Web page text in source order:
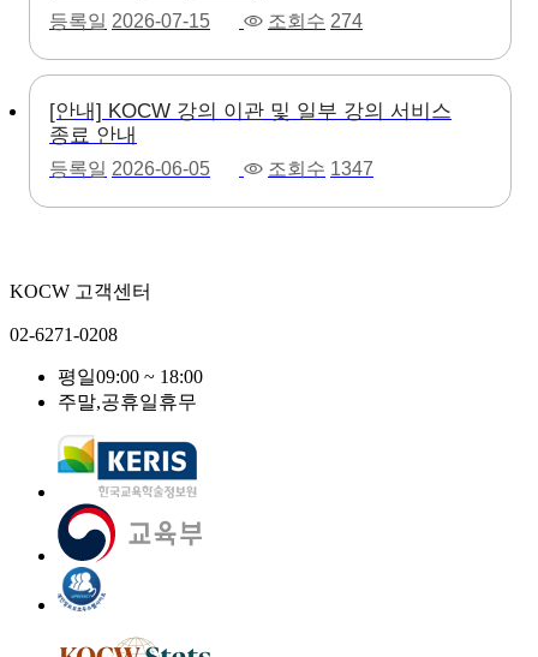
등록일 2026-07-15 조회수 274
[안내] KOCW 강의 이관 및 일부 강의 서비스
종료 안내
등록일 2026-06-05 조회수 1347
KOCW 고객센터
02-6271-0208
평일09:00 ~ 18:00
주말,공휴일휴무